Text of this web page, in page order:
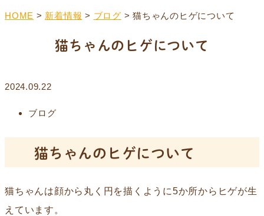
HOME > 新着情報 > ブログ > 猫ちゃんのヒゲについて
猫ちゃんのヒゲについて
2024.09.22
ブログ
猫ちゃんのヒゲについて
猫ちゃんは顔から丸く円を描くように5か所からヒゲが生
えています。